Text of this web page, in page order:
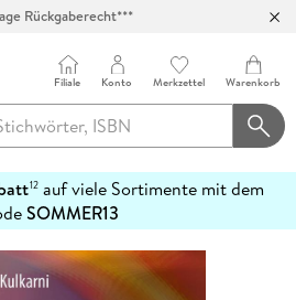
in über 100 Filialen
Filiale Konto Merkzettel Warenkorb
12auf viele Sortimente mit dem
SOMMER13